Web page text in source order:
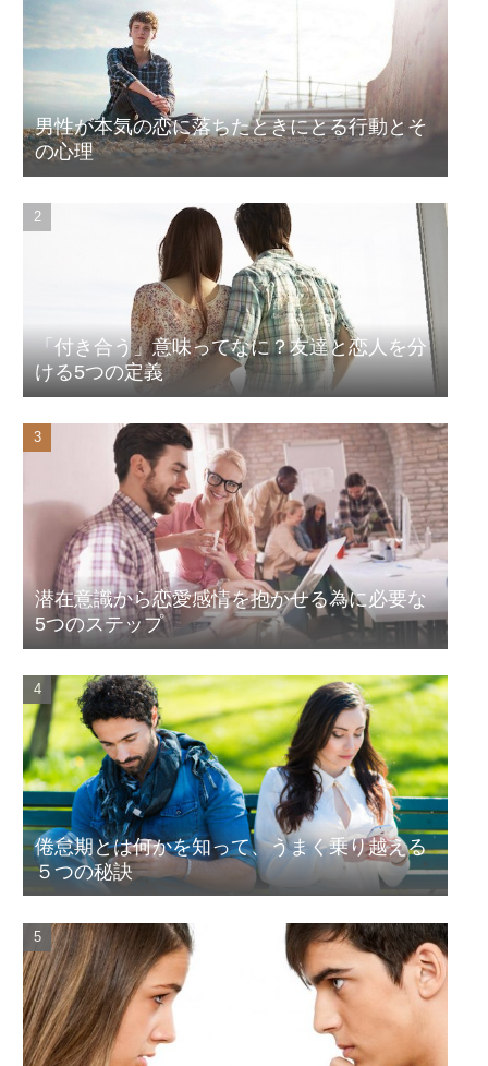
男性が本気の恋に落ちたときにとる行動とそ
の心理
「付き合う」意味ってなに？友達と恋人を分
ける5つの定義
潜在意識から恋愛感情を抱かせる為に必要な
5つのステップ
倦怠期とは何かを知って、うまく乗り越える
５つの秘訣